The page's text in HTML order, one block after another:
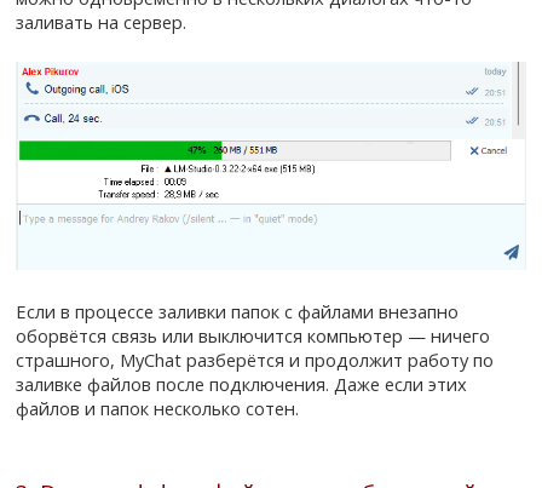
заливать на сервер.
Если в процессе заливки папок с файлами внезапно
оборвётся связь или выключится компьютер — ничего
страшного, MyChat разберётся и продолжит работу по
заливке файлов после подключения. Даже если этих
файлов и папок несколько сотен.